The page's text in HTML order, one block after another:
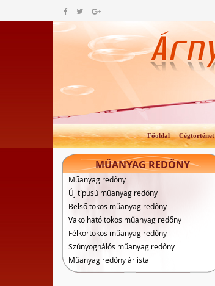
Főoldal Cégtörténet
MŰANYAG REDŐNY
Műanyag redőny
Új típusú műanyag redőny
Belső tokos műanyag redőny
Vakolható tokos műanyag redőny
Félkörtokos műanyag redőny
Szúnyoghálós műanyag redőny
Műanyag redőny árlista